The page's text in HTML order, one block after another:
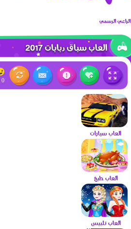
الراعي الرسمي
العاب سباق دبابات 2017
0 أعجبوا بهذه اللعبة
العاب سيارات
العاب طبخ
العاب تلبيس